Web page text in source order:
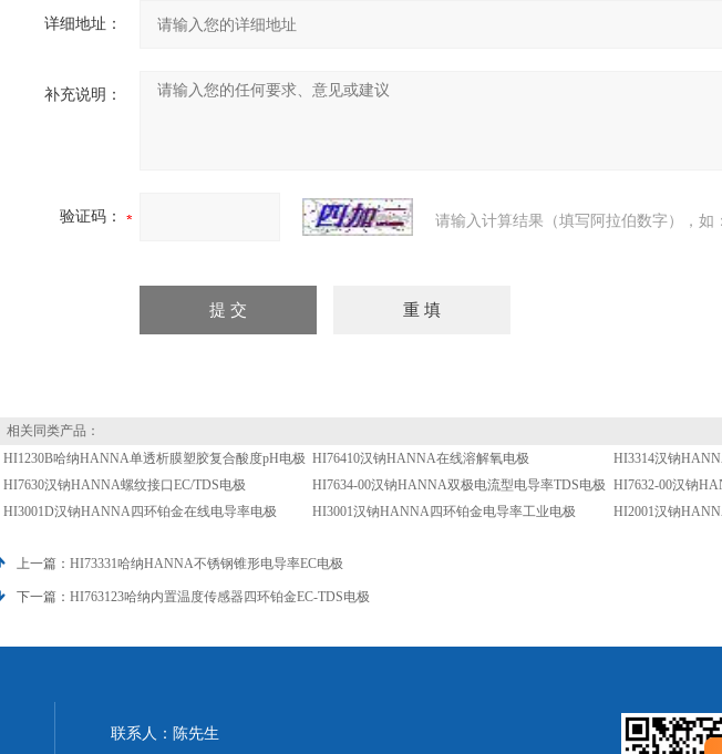
详细地址：
补充说明：
验证码： 请输入计算结果（填写阿拉伯数字），如
相关同类产品：
HI1230B哈纳HANNA单透析膜塑胶复合酸度pH电极 HI76410汉钠HANNA在线溶解氧电极
HI3314汉钠
HI7630汉钠HANNA螺纹接口EC/TDS电极
HI7634-00汉钠HANNA双极电流型电导率TDS电极 HI7632-00汉钠
HI3001D汉钠HANNA四环铂金在线电导率电极
HI3001汉钠HANNA四环铂金电导率工业电极 HI2001汉钠
上一篇： HI73331哈纳HANNA不锈钢锥形电导率EC电极
下一篇： HI763123哈纳内置温度传感器四环铂金EC-TDS电极
联系人：陈先生